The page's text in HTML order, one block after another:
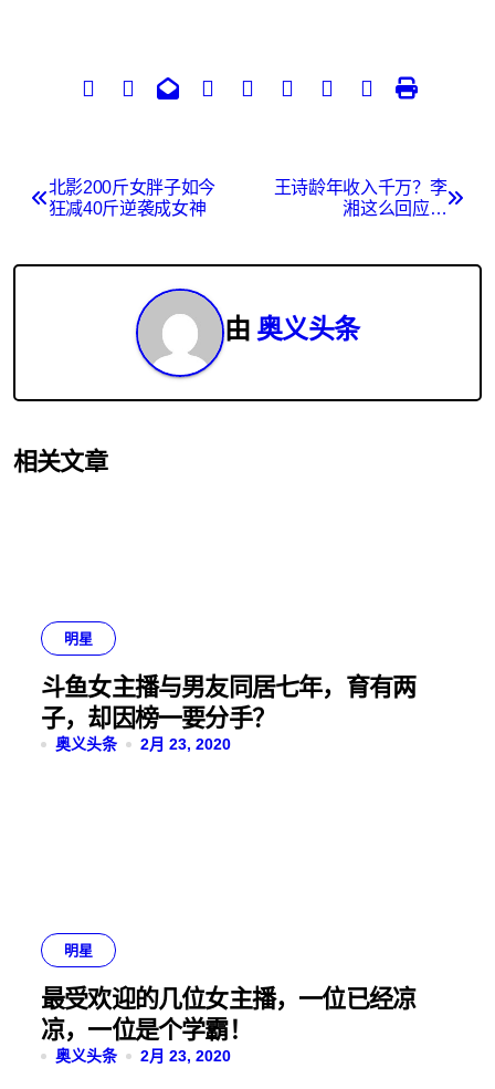
文
导
北影200斤女胖子如今
狂减40斤逆袭成女神
王诗龄年收入千万？李
湘这么回应…
由 奥义头条
相关文章
明星
斗鱼女主播与男友同居七年，育有两
子，却因榜一要分手？
奥义头条 2月 23, 2020
明星
最受欢迎的几位女主播，一位已经凉
凉，一位是个学霸！
奥义头条 2月 23, 2020